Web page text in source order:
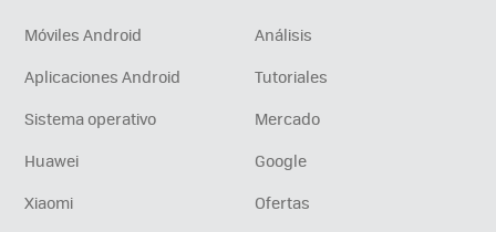
Móviles Android
Análisis
Aplicaciones Android
Tutoriales
Sistema operativo
Mercado
Huawei
Google
Xiaomi
Ofertas